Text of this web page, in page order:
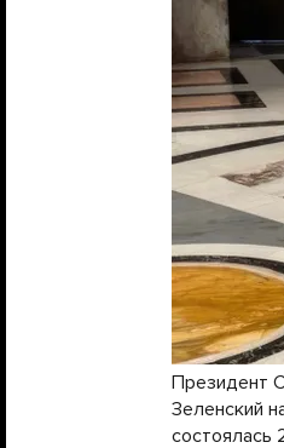
Президент
Зеленский
состоялась